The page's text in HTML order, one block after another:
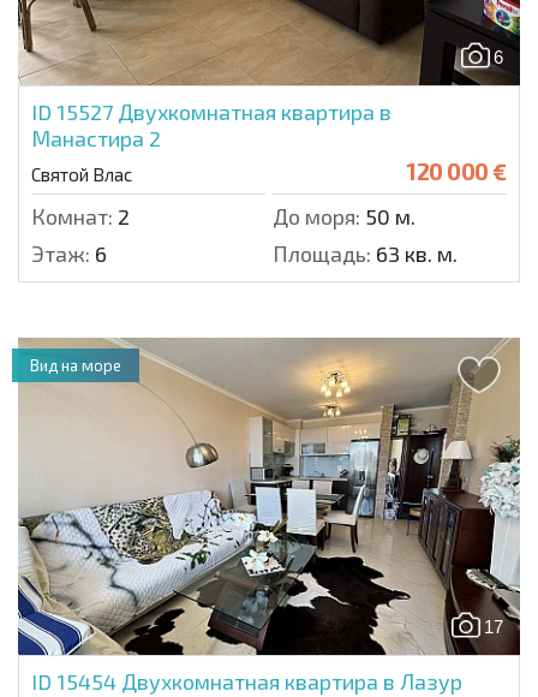
6
ID 15527 Двухкомнатная квартира в
Манастира 2
Святой Влас 120 000 €
Комнат: 2 До моря: 50 м.
Этаж: 6 Площадь: 63 кв. м.
17
ID 15454 Двухкомнатная квартира в Лазур
Вид на море